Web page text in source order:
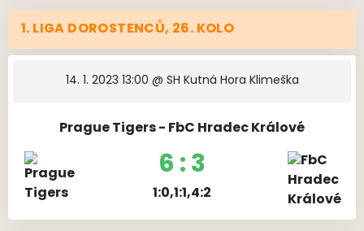
1. LIGA DOROSTENCŮ, 26. KOLO
14. 1. 2023 13:00 @ SH Kutná Hora Klimeška
Prague Tigers - FbC Hradec Králové
6 : 3
1:0,1:1,4:2